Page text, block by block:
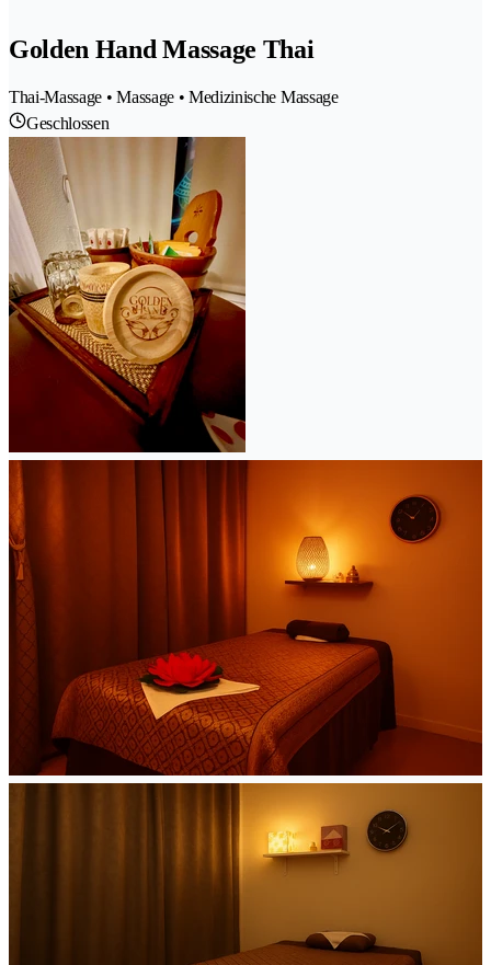
Golden Hand Massage Thai
Thai-Massage • Massage • Medizinische Massage
Geschlossen